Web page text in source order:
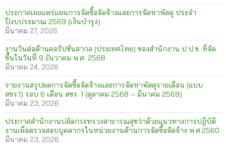
ประกาศเผยแพร่แผนการจัดซื้อจัดจ้างและการจัดหาพัสดุ ประจำ
ปีงบประมาณ 2569 (เงินบำรุง)
มีนาคม 27, 2026
งานวันต่อต้านคอรัปชั่นสากล (ประเทศไทย) ของสำนักงาน ป.ป.ช. ที่จัด
ขึ้นในวันที่ 9 ธันวาคม พ.ศ. 2568
มีนาคม 24, 2026
รายงานสรุปผลการจัดซื้อจัดจ้างและการจัดหาพัสดุรายเดือน (แบบ
สขร.1) รอบ 6 เดือน สขร. 1 (ตุลาคม 2568 – มีนาคม 2569)
มีนาคม 23, 2026
ประกาศสำนักงานปลัดกระทรวงสาธารณสุขว่าด้วยแนวทางการปฏิบัติ
งานเพื่อตรวจสอบบุคลากรในหน่วยงานด้านการจัดซื้อจัดจ้าง พ.ศ.2560
มีนาคม 23, 2026